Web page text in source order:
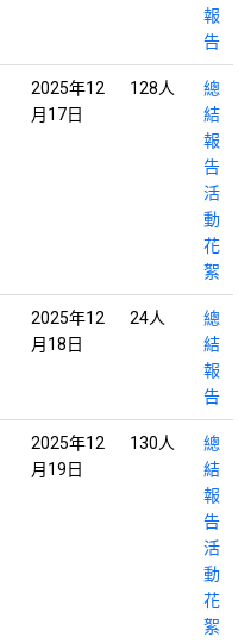
報
告
2025年12
月17日
128人
總
結
報
告
活
動
花
絮
2025年12
月18日
24人
總
結
報
告
2025年12
月19日
130人
總
結
報
告
活
動
花
絮